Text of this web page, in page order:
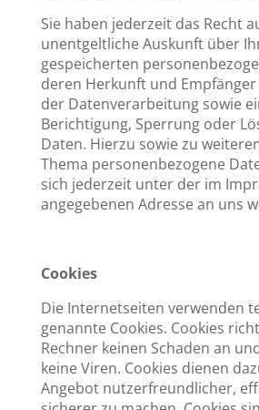
Sie haben jederzeit das Recht
unentgeltliche Auskunft über
gespeicherten
deren Herkunft und
der Datenverarbeitung sowie
Berichtigung, Sperrung oder
Daten. Hierzu sowie zu
Thema personenbezogene
sich jederzeit unter der im
angegebenen Adresse an uns
Cookies
Die Internetseiten verwenden
genannte Cookies. Cookies
Rechner keinen Schaden an
keine Viren. Cookies dienen
Angebot nutzerfreundlicher,